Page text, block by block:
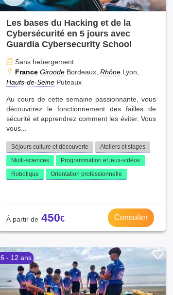
Les bases du Hacking et de la
Cybersécurité en 5 jours avec
Guardia Cybersecurity School
Sans hebergement
France Gironde Bordeaux, Rhône Lyon,
Hauts-de-Seine Puteaux
Au cours de cette semaine passionnante, vous
découvrirez le fonctionnement des failles de
sécurité et apprendrez comment les éviter. Vous
vous...
Séjours culture et découverte
Ateliers et stages
Multi-sciences
Programmation et jeux-vidéos
Robotique
Orientation professionnelle
450 Consulter
6 - 12 ans